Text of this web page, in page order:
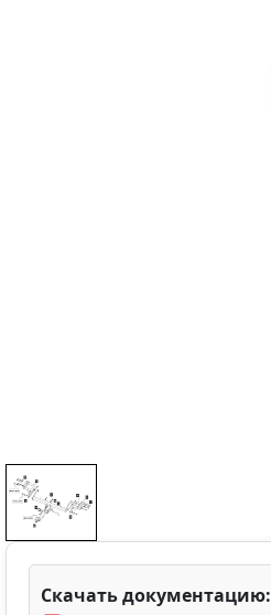
Скачать документацию: